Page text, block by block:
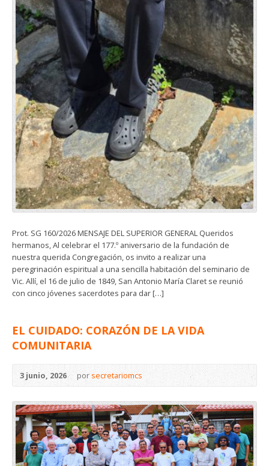
Prot. SG 160/2026 MENSAJE DEL SUPERIOR GENERAL Queridos
hermanos, Al celebrar el 177.º aniversario de la fundación de
nuestra querida Congregación, os invito a realizar una
peregrinación espiritual a una sencilla habitación del seminario de
Vic. Allí, el 16 de julio de 1849, San Antonio María Claret se reunió
con cinco jóvenes sacerdotes para dar […]
EL CUIDADO: CORAZÓN DE LA VIDA
COMUNITARIA
3 junio, 2026 porsecretariomcs